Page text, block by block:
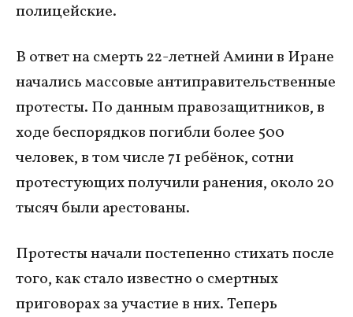
полицейские.
В ответ на смерть 22-летней Амини в Иране
начались массовые антиправительственные
протесты. По данным правозащитников, в
ходе беспорядков погибли более 500
человек, в том числе 71 ребёнок, сотни
протестующих получили ранения, около 20
тысяч были арестованы.
Протесты начали постепенно стихать после
того, как стало известно о смертных
приговорах за участие в них. Теперь